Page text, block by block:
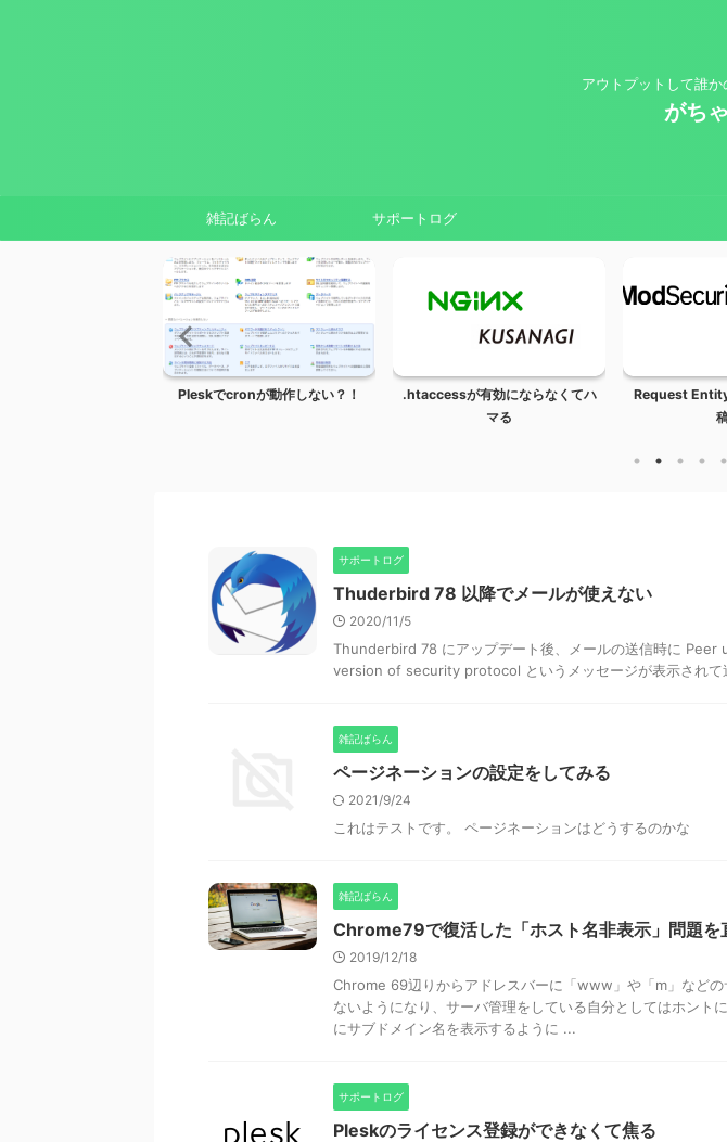
アウトプットして誰
がち
雑記ばらん サポートログ
Pleskでcronが動作しない？！
.htaccessが有効にならなくてハ
マる
Request
サポートログ
Thuderbird 78 以降でメールが使えない
2020/11/5
Thunderbird 78 にアップデート後、メールの送信時に
version of security protocol というメッセージが表示されて
雑記ばらん
ページネーションの設定をしてみる
2021/9/24
これはテストです。 ページネーションはどうするのかな
雑記ばらん
Chrome79で復活した「ホスト名非表示」問題を
2019/12/18
Chrome 69辺りからアドレスバーに「www」や「m」など
ないようになり、サーバ管理をしている自分としてはホント
にサブドメイン名を表示するように ...
サポートログ
Pleskのライセンス登録ができなくて焦る